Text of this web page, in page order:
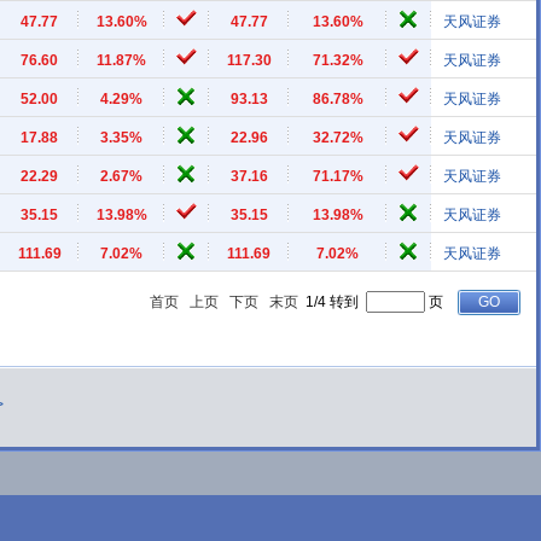
47.77 13.60% 47.77 13.60% 天风证券
76.60 11.87% 117.30 71.32% 天风证券
52.00 4.29% 93.13 86.78% 天风证券
17.88 3.35% 22.96 32.72% 天风证券
22.29 2.67% 37.16 71.17% 天风证券
35.15 13.98% 35.15 13.98% 天风证券
111.69 7.02% 111.69 7.02% 天风证券
首页 上页 下页 末页 1/4 转到 页